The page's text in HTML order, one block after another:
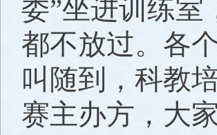
委”坐进训练室
都不放过。各
叫随到，科教
赛主办方，大